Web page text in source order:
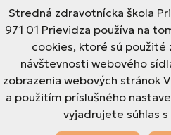
Stredná zdravotnícka škola
971 01 Prievidza používa na
cookies, ktoré sú použité
návštevnosti webového
zobrazenia webových stránok
a použitím príslušného
vyjadrujete súhlas